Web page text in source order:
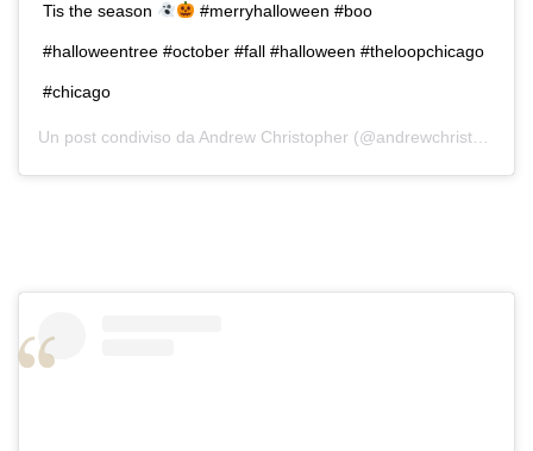
Tis the season #merryhalloween #boo
#halloweentree #october #fall #halloween #theloopchicago
#chicago
Un post condiviso da Andrew Christopher (@andrewchristopher8737) in data: